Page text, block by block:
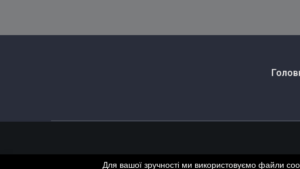
Для вашої зручності ми використовуємо файли